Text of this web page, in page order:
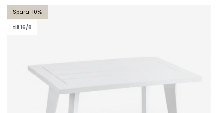
10
till 16/8
Villac soffbord 75x50 cm - vit